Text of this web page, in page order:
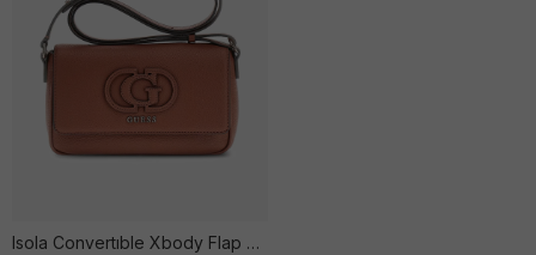
Isola Convertıble Xbody Flap Kadın Kahverengi̇ Çanta